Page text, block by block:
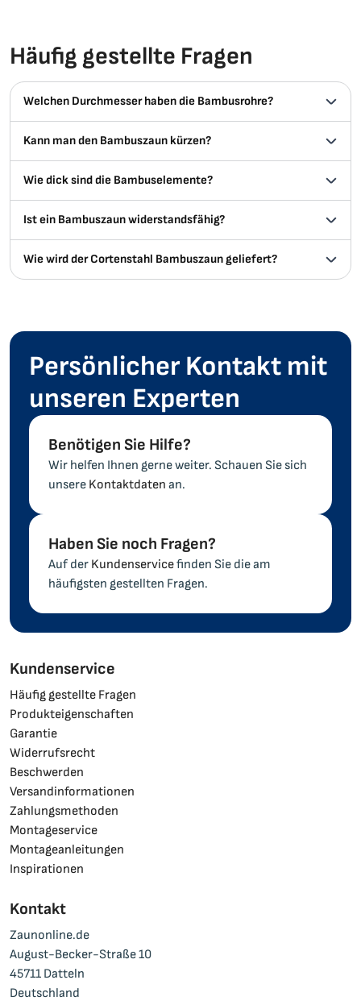
Häufig gestellte Fragen
Welchen Durchmesser haben die Bambusrohre?
Kann man den Bambuszaun kürzen?
Wie dick sind die Bambuselemente?
Ist ein Bambuszaun widerstandsfähig?
Wie wird der Cortenstahl Bambuszaun geliefert?
Persönlicher Kontakt mit
unseren Experten
Benötigen Sie Hilfe?
Wir helfen Ihnen gerne weiter. Schauen Sie sich
unsere Kontaktdaten an.
Haben Sie noch Fragen?
Auf der Kundenservicefinden Sie die am
häufigsten gestellten Fragen.
Kundenservice
Häufig gestellte Fragen
Produkteigenschaften
Garantie
Widerrufsrecht
Beschwerden
Versandinformationen
Zahlungsmethoden
Montageservice
Montageanleitungen
Inspirationen
Kontakt
Zaunonline.de
August-Becker-Straße 10
45711 Datteln
Deutschland